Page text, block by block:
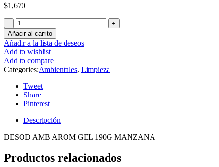
$1,670
Añadir al carrito
Añadir a la lista de deseos
Add to wishlist
Add to compare
Categories:Ambientales, Limpieza
Tweet
Share
Pinterest
Descripción
DESOD AMB AROM GEL 190G MANZANA
Productos relacionados